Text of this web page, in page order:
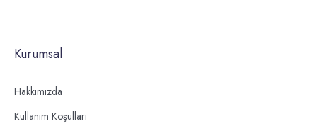
Kurumsal
Hakkımızda
Kullanım Koşulları